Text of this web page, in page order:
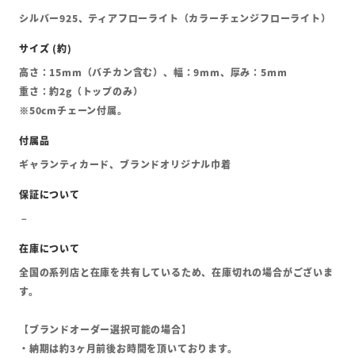
シルバー925、ティアフローライト（カラーチェンジフローライト）
高さ：15mm（バチカン含む）、幅：9mm、厚み：5mm
重さ：約2g（トップのみ）
※50cmチェーン付属。
ギャランティカード、ブランドオリジナル巾着
全国の系列店と在庫を共有しているため、在庫切れの場合がございま
す。
【ブランドオーダー選択可能の場合】
・納期は約3ヶ月前後お時間を頂いております。